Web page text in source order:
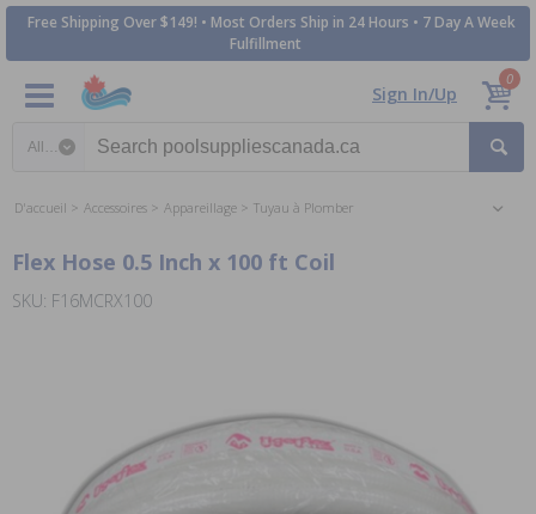
Free Shipping Over $149! • Most Orders Ship in 24 Hours • 7 Day A Week
Fulfillment
Sign In/Up
0
D'accueil Accessoires Appareillage Tuyau à Plomber
Flex Hose 0.5 Inch x 100 ft Coil
SKU: F16MCRX100